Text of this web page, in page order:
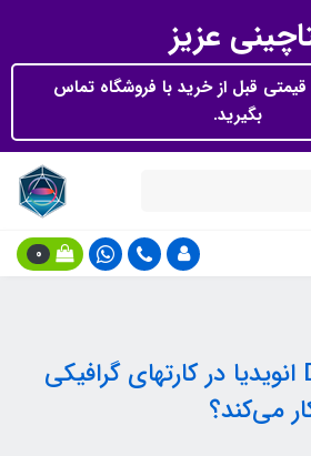
عزیز
قبل از خرید با فروشگاه تماس
بگیرید.
0
تکنولوژی DLSS 3 انویدیا در کارتهای گرافیکی
می‌کند؟